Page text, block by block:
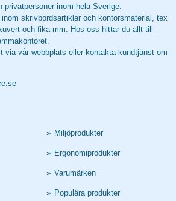
privatpersoner inom hela Sverige.
skrivbordsartiklar och kontorsmaterial, tex
och fika mm. Hos oss hittar du allt till
via vår webbplats eller kontakta kundtjänst om
» Miljöprodukter
» Ergonomiprodukter
» Varumärken
» Populära produkter